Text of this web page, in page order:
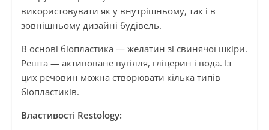
використовувати як у внутрішньому, так і в
зовнішньому дизайні будівель.
В основі біопластика — желатин зі свинячої шкіри.
Решта — активоване вугілля, гліцерин і вода. Із
цих речовин можна створювати кілька типів
біопластиків.
Властивості Restology: